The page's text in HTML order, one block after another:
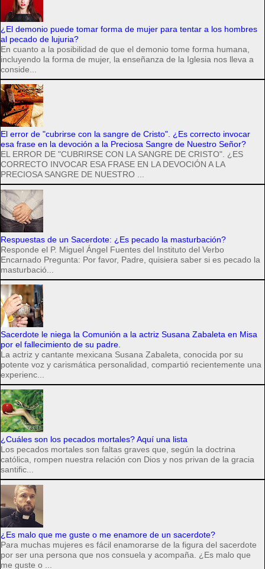
¿El demonio puede tomar forma de mujer para tentar a los hombres
al pecado de lujuria?
En cuanto a la posibilidad de que el demonio tome forma humana,
incluyendo la forma de mujer, la enseñanza de la Iglesia nos lleva a
conside...
El error de "cubrirse con la sangre de Cristo". ¿Es correcto invocar
esa frase en la devoción a la Preciosa Sangre de Nuestro Señor?
EL ERROR DE "CUBRIRSE CON LA SANGRE DE CRISTO". ¿ES
CORRECTO INVOCAR ESA FRASE EN LA DEVOCIÓN A LA
PRECIOSA SANGRE DE NUESTRO ...
Respuestas de un Sacerdote: ¿Es pecado la masturbación?
Responde el P. Miguel Ángel Fuentes del Instituto del Verbo
Encarnado Pregunta: Por favor, Padre, quisiera saber si es pecado la
masturbació...
Sacerdote le niega la Comunión a la actriz Susana Zabaleta en Misa
por el fallecimiento de su padre.
La actriz y cantante mexicana Susana Zabaleta, conocida por su
potente voz y carismática personalidad, compartió recientemente una
experienc...
¿Cuáles son los pecados mortales? Aquí una lista
Los pecados mortales son faltas graves que, según la doctrina
católica, rompen nuestra relación con Dios y nos privan de la gracia
santific...
¿Es malo que me guste o me enamore de un sacerdote?
Para muchas mujeres es fácil enamorarse de la figura del sacerdote
por ser una persona que nos consuela y acompaña. ¿Es malo que
me guste o ...